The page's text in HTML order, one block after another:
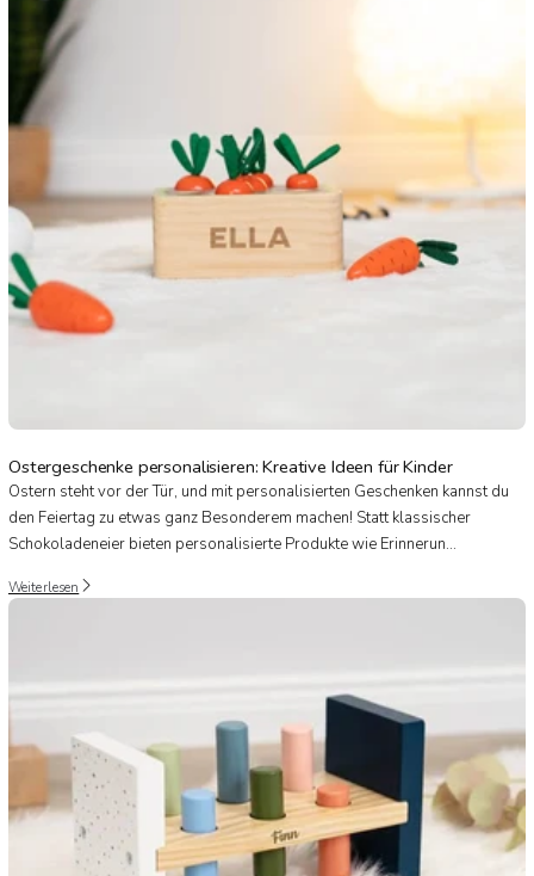
Ostergeschenke personalisieren: Kreative Ideen für Kinder
Ostern steht vor der Tür, und mit personalisierten Geschenken kannst du
den Feiertag zu etwas ganz Besonderem machen! Statt klassischer
Schokoladeneier bieten personalisierte Produkte wie Erinnerun...
Weiterlesen